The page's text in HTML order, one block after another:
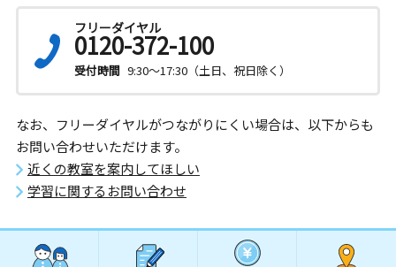
フリーダイヤル
0120-372-100
受付時間 9:30～17:30（土日、祝日除く）
なお、フリーダイヤルがつながりにくい場合は、以下からも
お問い合わせいただけます。
近くの教室を案内してほしい
学習に関するお問い合わせ